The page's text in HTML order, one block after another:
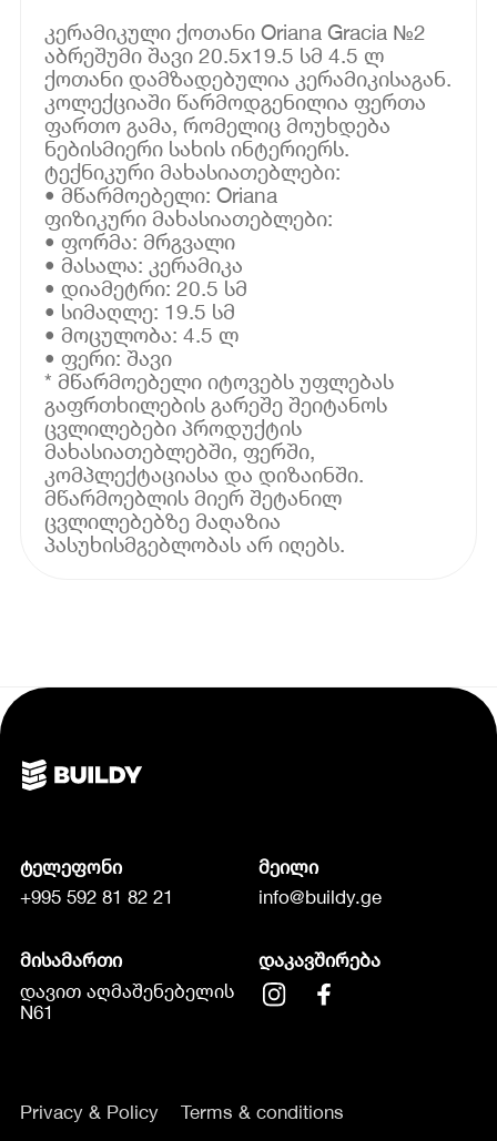
კერამიკული ქოთანი Oriana Gracia №2
აბრეშუმი შავი 20.5x19.5 სმ 4.5 ლ
ქოთანი დამზადებულია კერამიკისაგან.
კოლექციაში წარმოდგენილია ფერთა
ფართო გამა, რომელიც მოუხდება
ნებისმიერი სახის ინტერიერს.
ტექნიკური მახასიათებლები:
• მწარმოებელი: Oriana
ფიზიკური მახასიათებლები:
• ფორმა: მრგვალი
• მასალა: კერამიკა
• დიამეტრი: 20.5 სმ
• სიმაღლე: 19.5 სმ
• მოცულობა: 4.5 ლ
• ფერი: შავი
* მწარმოებელი იტოვებს უფლებას
გაფრთხილების გარეშე შეიტანოს
ცვლილებები პროდუქტის
მახასიათებლებში, ფერში,
კომპლექტაციასა და დიზაინში.
მწარმოებლის მიერ შეტანილ
ცვლილებებზე მაღაზია
პასუხისმგებლობას არ იღებს.
ტელეფონი
+995 592 81 82 21
მეილი
info@buildy.ge
მისამართი
დავით აღმაშენებელის
N61
დაკავშირება
Privacy & Policy Terms & conditions